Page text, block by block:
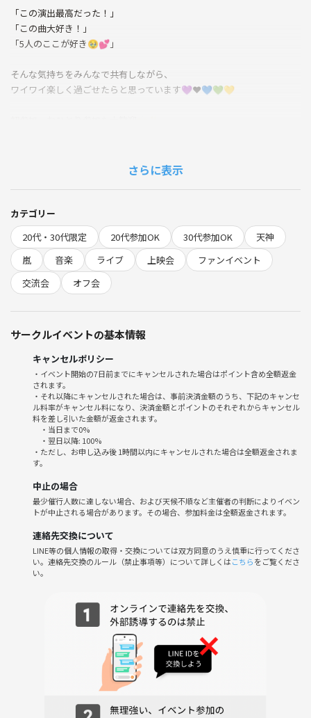
「この演出最高だった！」
「この曲大好き！」
「5人のここが好き🥹💕」
そんな気持ちをみんなで共有しながら、
ワイワイ楽しく過ごせたらと思っています💜❤️💙💚💛
嵐詳しくなくても一緒に盛り上がれたら嬉しいです🫶
一緒にあの時の感動を楽しみましょう♪
【開催日時】
6月15日(月) 19:30〜
【詳細】
※詳細は参加確定後にご連絡します
【募集】
20代〜30代中心
嵐が好きな方ならどなたでも大歓迎🥰
お菓子やドリンクもご用意します🍿🥤
ごはんやお酒の持ち込み自由
▼参加希望の方は
◎年齢
◎性別
を添えてお気軽にご連絡ください📩
さらに表示
カテゴリー
20代・30代限定
20代参加OK 30代参加OK
天神
嵐
音楽 ライブ 上映会
ファンイベント
交流会
オフ会
サークルイベントの基本情報
キャンセルポリシー
・イベント開始の7日前までにキャンセルされた場合はポイント含め全額返金
されます。
・それ以降にキャンセルされた場合は、事前決済金額のうち、下記のキャンセ
ル料率がキャンセル料になり、決済金額とポイントのそれぞれからキャンセル
料を差し引いた金額が返金されます。
・当日まで0%
・翌日以降: 100%
・ただし、お申し込み後 1時間以内にキャンセルされた場合は全額返金されま
す。
中止の場合
最少催行人数に達しない場合、および天候不順など主催者の判断によりイベン
トが中止される場合があります。その場合、参加料金は全額返金されます。
連絡先交換について
LINE等の個人情報の取得・交換については双方同意のうえ慎重に行ってくださ
い。連絡先交換のルール（禁止事項等）について詳しくはこちらをご覧くださ
い。